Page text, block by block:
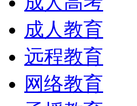
成人教育
远程教育
网络教育